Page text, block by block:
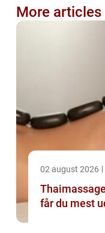
More articles
02 august 2026
Thaimassage
får du mest